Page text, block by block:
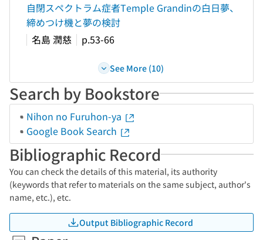
自閉スペクトラム症者Temple Grandinの白日夢、
締めつけ機と夢の検討
名島 潤慈
p.53-66
See More (10)
Search by Bookstore
Nihon no Furuhon-ya
Google Book Search
Bibliographic Record
You can check the details of this material, its authority
(keywords that refer to materials on the same subject, author's
name, etc.), etc.
Output Bibliographic Record